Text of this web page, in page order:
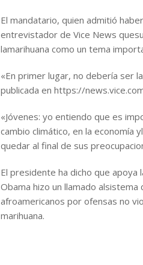
El mandatario, quien admitió
entrevistador de Vice News
lamarihuana como un tema
«En primer lugar, no debería ser
publicada en https://
«Jóvenes: yo entiendo que es
cambio climático, en la economía
quedar al final de sus
El presidente ha dicho que apoya
Obama hizo un llamado
afroamericanos por ofensas no
marihuana.